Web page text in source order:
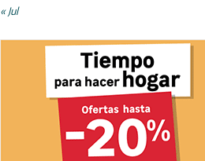
« Jul